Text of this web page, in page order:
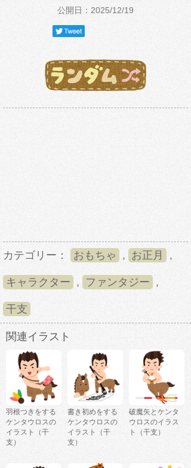
公開日：2025/12/19
カテゴリー： おもちゃ , お正月 ,
キャラクター , ファンタジー ,
干支
関連イラスト
羽根つきをする
ケンタウロスの
イラスト（干
支）
書き初めをする
ケンタウロスの
イラスト（干
支）
破魔矢とケンタ
ウロスのイラス
ト（干支）